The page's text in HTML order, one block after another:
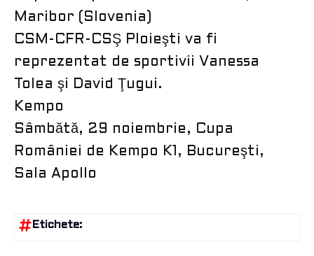
Maribor (Slovenia)
CSM-CFR-CSŞ Ploieşti va fi
reprezentat de sportivii Vanessa
Tolea şi David Ţugui.
Kempo
Sâmbătă, 29 noiembrie, Cupa
României de Kempo K1, Bucureşti,
Sala Apollo
Etichete: